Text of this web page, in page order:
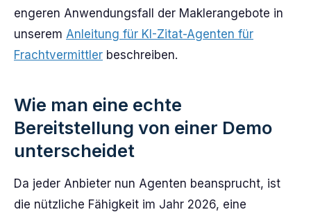
engeren Anwendungsfall der Maklerangebote in
unserem Anleitung für KI-Zitat-Agenten für
Frachtvermittler beschreiben.
Wie man eine echte
Bereitstellung von einer Demo
unterscheidet
Da jeder Anbieter nun Agenten beansprucht, ist
die nützliche Fähigkeit im Jahr 2026, eine